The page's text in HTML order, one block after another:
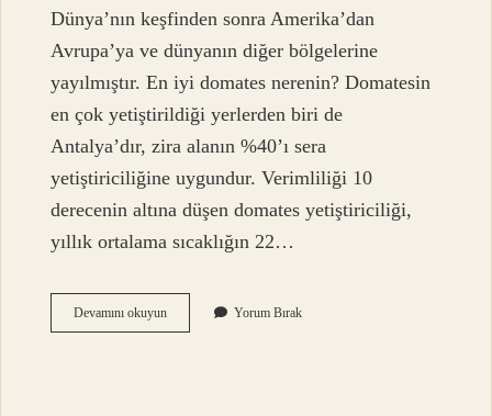
Dünya’nın keşfinden sonra Amerika’dan
Avrupa’ya ve dünyanın diğer bölgelerine
yayılmıştır. En iyi domates nerenin? Domatesin
en çok yetiştirildiği yerlerden biri de
Antalya’dır, zira alanın %40’ı sera
yetiştiriciliğine uygundur. Verimliliği 10
derecenin altına düşen domates yetiştiriciliği,
yıllık ortalama sıcaklığın 22…
Devamını okuyunDomatesin
Ana
Yorum Bırak